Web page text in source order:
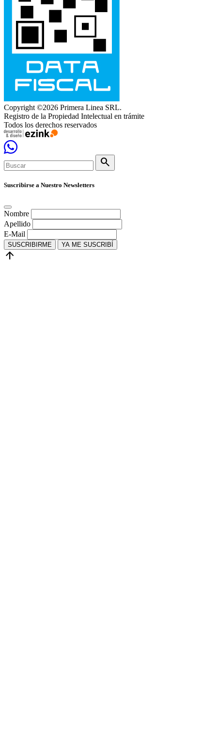
Copyright ©2026 Primera Linea SRL.
Registro de la Propiedad Intelectual en trámite
Todos los derechos reservados
search
Suscribirse a Nuestro Newsletters
Nombre
Apellido
E-Mail
SUSCRIBIRME YA ME SUSCRIBÍ
arrow_upward